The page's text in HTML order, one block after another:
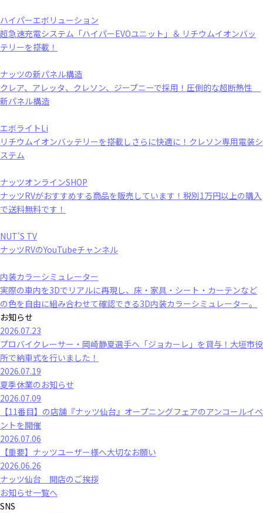
ハイパーエボリューション
超急速充電システム「ハイパーEVOユニット」＆ リチウムイオンバッ
テリーを搭載！
ナッツの新パネル構造
クレア、アレッタ、クレソン、ジープニーで採用！圧倒的な超断熱性
新パネル構造
エボライトLi
リチウムイオンバッテリーを搭載しさらに快適に！クレソン専用電装シ
ステム
ナッツオンラインSHOP
ナッツRVがおすすめする商品を販売しています！税別1万円以上の購入
で送料無料です！
NUT'S TV
ナッツRVのYouTubeチャンネル
内装カラーシミュレーター
実際の車内を3Dでリアルに再現し、床・家具・シート・カーテンなど
の色を自由に組み合わせて確認できる3D内装カラーシミュレーター。
お知らせ
2026.07.23
プロバイクレーサー・岡崎静夏選手へ「ジョカーレ」を貸与！大垣市役
所で納車式を行いました！
2026.07.19
夏季休業のお知らせ
2026.07.09
【11番目】の店舗『ナッツ仙台』オープニングフェアのアンコールイベ
ントを開催
2026.07.06
【重要】ナッツユーザー様へ大切なお願い
2026.06.26
ナッツ仙台 開店のご挨拶
お知らせ一覧へ
SNS